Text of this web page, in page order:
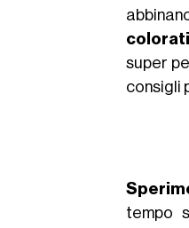
super
consigli
tempo